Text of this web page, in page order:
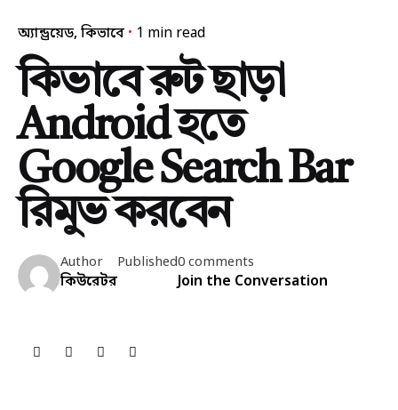
অ্যান্ড্রয়েড কিভাবে 1 min read
কিভাবে রুট ছাড়া
Android হতে
Google Search Bar
রিমুভ করবেন
Author
কিউরেটর
Published0 comments
Join the Conversation